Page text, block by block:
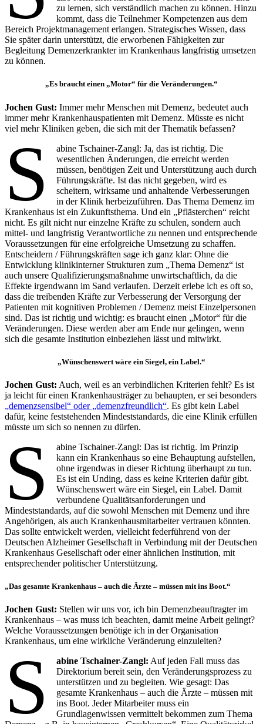
zu lernen, sich verständlich machen zu können. Hinzu
kommt, dass die Teilnehmer Kompetenzen aus dem
Bereich Projektmanagement erlangen. Strategisches Wissen, dass
Sie später darin unterstützt, die erworbenen Fähigkeiten zur
Begleitung Demenzerkrankter im Krankenhaus langfristig umsetzen
zu können.
„Es braucht einen „Motor“ für die Veränderungen.“
Jochen Gust: Immer mehr Menschen mit Demenz, bedeutet auch
immer mehr Krankenhauspatienten mit Demenz. Müsste es nicht
viel mehr Kliniken geben, die sich mit der Thematik befassen?
S
abine Tschainer-Zangl: Ja, das ist richtig. Die
wesentlichen Änderungen, die erreicht werden
müssen, benötigen Zeit und Unterstützung auch durch
Führungskräfte. Ist das nicht gegeben, wird es
scheitern, wirksame und anhaltende Verbesserungen
in der Klinik herbeizuführen. Das Thema Demenz im
Krankenhaus ist ein Zukunftsthema. Und ein „Pflästerchen“ reicht
nicht. Es gilt nicht nur einzelne Kräfte zu schulen, sondern auch
mittel- und langfristig Verantwortliche zu nennen und entsprechende
Voraussetzungen für eine erfolgreiche Umsetzung zu schaffen.
Entscheidern / Führungskräften sage ich ganz klar: Ohne die
Entwicklung klinikinterner Strukturen zum „Thema Demenz“ ist
auch unsere Qualifizierungsmaßnahme unwirtschaftlich, da die
Effekte irgendwann im Sand verlaufen. Derzeit erlebe ich es oft so,
dass die treibenden Kräfte zur Verbesserung der Versorgung der
Patienten mit kognitiven Problemen / Demenz meist Einzelpersonen
sind. Das ist richtig und wichtig: es braucht einen „Motor“ für die
Veränderungen. Diese werden aber am Ende nur gelingen, wenn
sich die gesamte Institution einbeziehen lässt und mitwirkt.
„Wünschenswert wäre ein Siegel, ein Label.“
Jochen Gust: Auch, weil es an verbindlichen Kriterien fehlt? Es ist
ja leicht für einen Krankenhausträger zu behaupten, er sei besonders
„demenzsensibel“ oder „demenzfreundlich“. Es gibt kein Label
dafür, keine feststehenden Mindeststandards, die eine Klinik erfüllen
müsste um sich so nennen zu dürfen.
S
abine Tschainer-Zangl: Das ist richtig. Im Prinzip
kann ein Krankenhaus so eine Behauptung aufstellen,
ohne irgendwas in dieser Richtung überhaupt zu tun.
Es ist ein Unding, dass es keine Kriterien dafür gibt.
Wünschenswert wäre ein Siegel, ein Label. Damit
verbundene Qualitätsanforderungen und
Mindeststandards, auf die sowohl Menschen mit Demenz und ihre
Angehörigen, als auch Krankenhausmitarbeiter vertrauen könnten.
Das sollte entwickelt werden, vielleicht federführend von der
Deutschen Alzheimer Gesellschaft in Verbindung mit der Deutschen
Krankenhaus Gesellschaft oder einer ähnlichen Institution, mit
entsprechender politischer Unterstützung.
„Das gesamte Krankenhaus – auch die Ärzte – müssen mit ins Boot.“
Jochen Gust: Stellen wir uns vor, ich bin Demenzbeauftragter im
Krankenhaus – was muss ich beachten, damit meine Arbeit gelingt?
Welche Voraussetzungen benötige ich in der Organisation
Krankenhaus, um eine wirkliche Veränderung einzuleiten?
S abine Tschainer-Zangl: Auf jeden Fall muss das
Direktorium bereit sein, den Veränderungsprozess zu
unterstützen und zu begleiten. Wie gesagt: Das
gesamte Krankenhaus – auch die Ärzte – müssen mit
ins Boot. Jeder Mitarbeiter muss ein
Grundlagenwissen vermittelt bekommen zum Thema